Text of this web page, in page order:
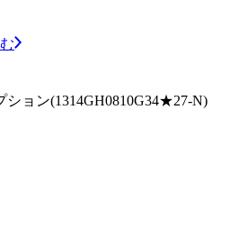
ョン(1314GH0810G34★27-N)